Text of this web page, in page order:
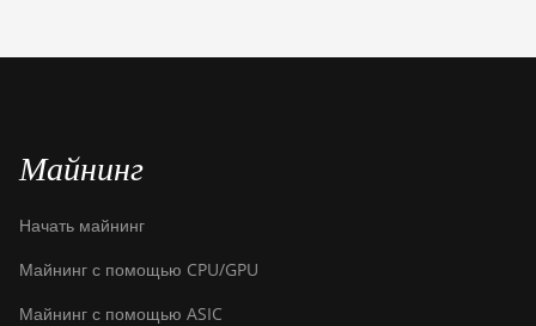
S21+ Hyd (319Th)
BITMAIN AntMiner
(430Th)
BITMAIN AntMiner
Майнинг
Начать майнинг
Майнинг с помощью CPU/GPU
Майнинг с помощью ASIC